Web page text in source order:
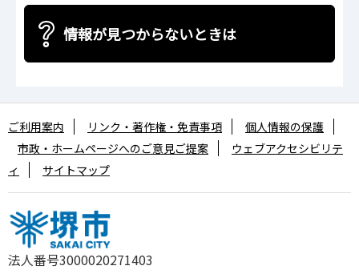
情報が見つからないときは
法人番号3000020271403
ご利用案内 リンク・著作権・免責事項
個人情報の保護
市政・ホームページへのご意見ご提案
ウェブアクセシビリテ
ィ
サイトマップ